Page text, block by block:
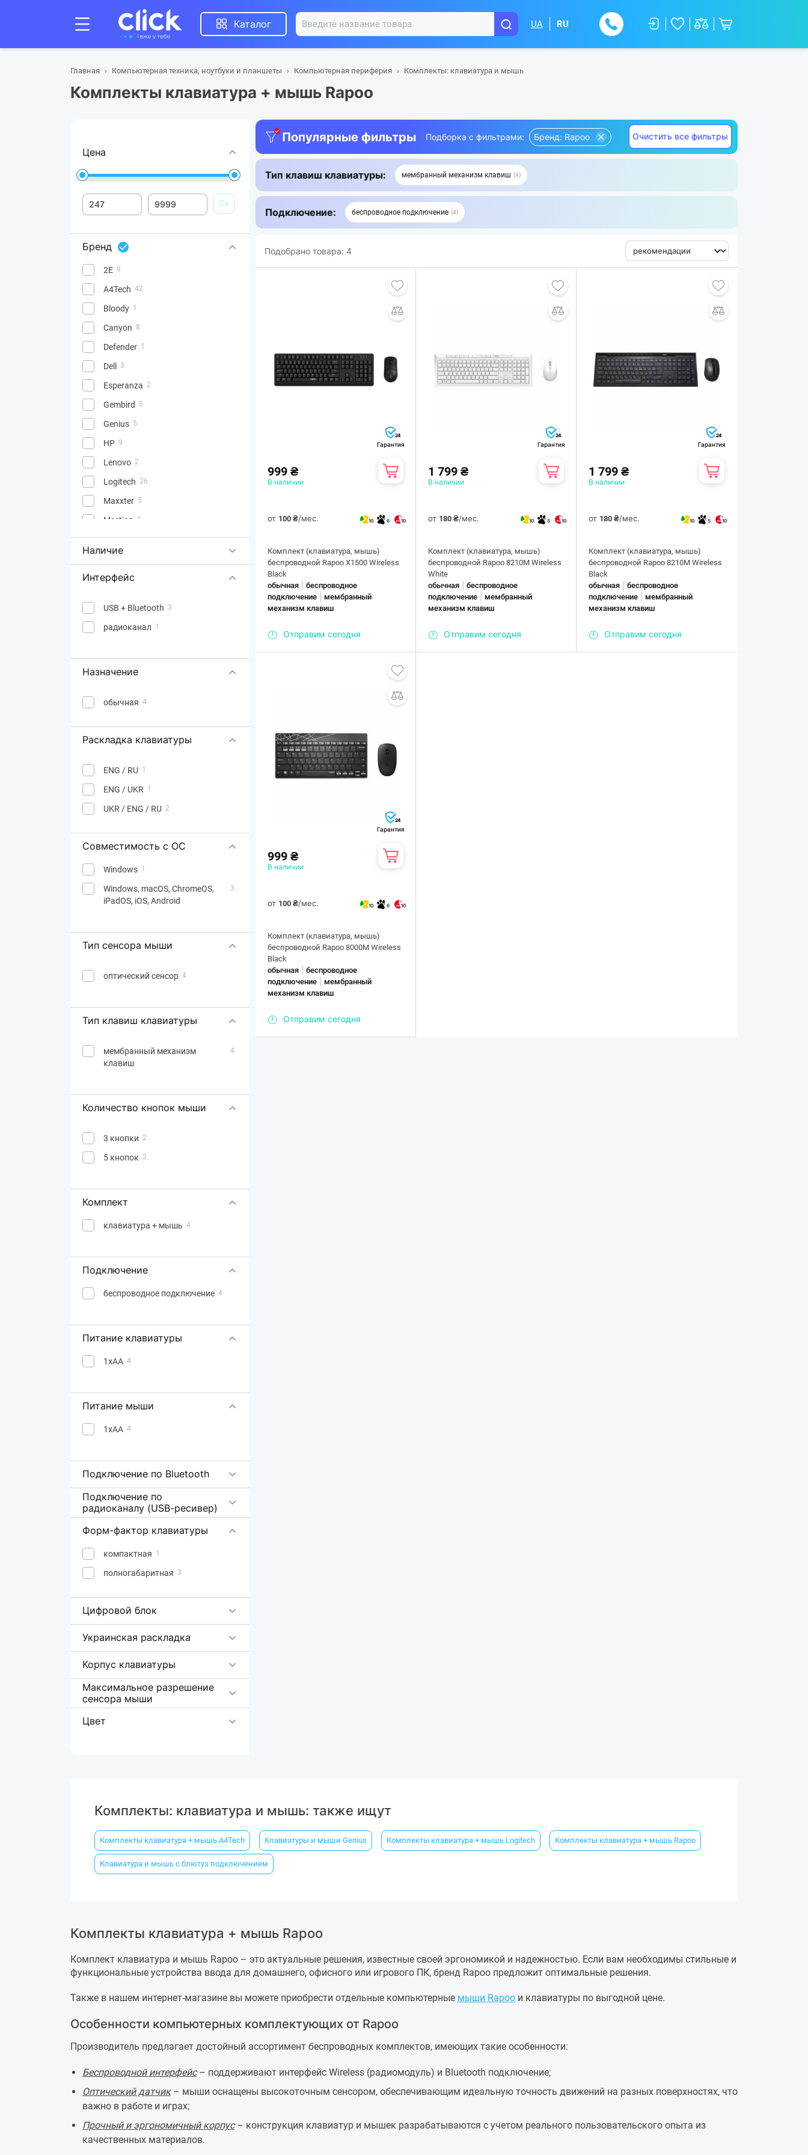
Каталог UA RU
Главная Компьютерная техника, ноутбуки и планшеты Компьютерная периферия Комплекты: клавиатура и мышь
Комплекты клавиатура + мышь Rapoo
Цена
Ок
Бренд
2E 9
A4Tech 42
Bloody 1
Canyon 8
Defender 1
Dell 3
Esperanza 2
Gembird 5
Genius 5
HP 9
Lenovo 2
Logitech 26
Maxxter 5
Meetion 1
MSI 2
Rapoo 4
Наличие
Интерфейс
USB + Bluetooth 3
радиоканал 1
Назначение
обычная 4
Раскладка клавиатуры
ENG / RU 1
ENG / UKR 1
UKR / ENG / RU 2
Совместимость с ОС
Windows 1
Windows, macOS, ChromeOS,
iPadOS, iOS, Android
3
Тип сенсора мыши
оптический сенсор 4
Тип клавиш клавиатуры
мембранный механизм
клавиш
4
Количество кнопок мыши
3 кнопки 2
5 кнопок 2
Комплект
клавиатура + мышь 4
Подключение
беспроводное подключение 4
Питание клавиатуры
1хАА 4
Питание мыши
1хАА 4
Подключение по Bluetooth
Подключение по
радиоканалу (USB-ресивер)
Форм-фактор клавиатуры
компактная 1
полногабаритная 3
Цифровой блок
Украинская раскладка
Корпус клавиатуры
Максимальное разрешение
сенсора мыши
Цвет
Популярные фильтры Подборка с фильтрами: Бренд: Rapoo Очистить все фильтры
Тип клавиш клавиатуры: мембранный механизм клавиш 4
Подключение: беспроводное подключение 4
Подобрано товара: 4
24
Гарантия
999 ₴
В наличии
от 100 ₴/мес. 10 6 10
Комплект (клавиатура, мышь)
беспроводной Rapoo X1500 Wireless
Black
обычная
беспроводное
подключение
мембранный
механизм клавиш
Отправим сегодня
24
Гарантия
1 799 ₴
В наличии
от 180 ₴/мес. 10 5 10
Комплект (клавиатура, мышь)
беспроводной Rapoo 8210М Wireless
White
обычная |беспроводное
подключение
мембранный
механизм клавиш
Отправим сегодня
24
Гарантия
1 799 ₴
В наличии
от 180 ₴/мес. 10 5 10
Комплект (клавиатура, мышь)
беспроводной Rapoo 8210M Wireless
Black
обычная |беспроводное
подключение
мембранный
механизм клавиш
Отправим сегодня
24
Гарантия
999 ₴
В наличии
от 100 ₴/мес. 10 6 10
Комплект (клавиатура, мышь)
беспроводной Rapoo 8000M Wireless
Black
обычная
беспроводное
подключение
мембранный
механизм клавиш
Отправим сегодня
Комплекты: клавиатура и мышь: также ищут
Комплекты клавиатура + мышь A4Tech Клавиатуры и мыши Genius Комплекты клавиатура + мышь Logitech Комплекты клавиатура + мышь Rapoo
Клавиатура и мышь с блютуз подключением
Комплекты клавиатура + мышь Rapoo
Комплект клавиатура и мышь Rapoo – это актуальные решения, известные своей эргономикой и надежностью. Если вам необходимы стильные и
функциональные устройства ввода для домашнего, офисного или игрового ПК, бренд Rapoo предложит оптимальные решения.
Также в нашем интернет-магазине вы можете приобрести отдельные компьютерные мыши Rapoo и клавиатуры по выгодной цене.
Особенности компьютерных комплектующих от Rapoo
Производитель предлагает достойный ассортимент беспроводных комплектов, имеющих такие особенности:
Беспроводной интерфейс– поддерживают интерфейс Wireless (радиомодуль) и Bluetooth подключение;
Оптический датчик– мыши оснащены высокоточным сенсором, обеспечивающим идеальную точность движений на разных поверхностях, что
важно в работе и играх;
Прочный и эргономичный корпус– конструкция клавиатур и мышек разрабатываются с учетом реального пользовательского опыта из
качественных материалов.